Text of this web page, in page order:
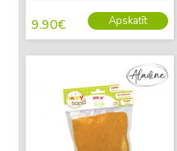
9.90€ Apskatīt